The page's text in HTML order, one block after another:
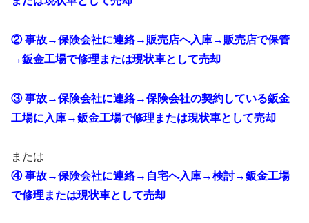
② 事故→保険会社に連絡→販売店へ入庫→販売店で保管
→鈑金工場で修理または現状車として売却
③ 事故→保険会社に連絡→保険会社の契約している鈑金
工場に入庫→鈑金工場で修理または現状車として売却
または
④ 事故→保険会社に連絡→自宅へ入庫→検討→鈑金工場
で修理または現状車として売却